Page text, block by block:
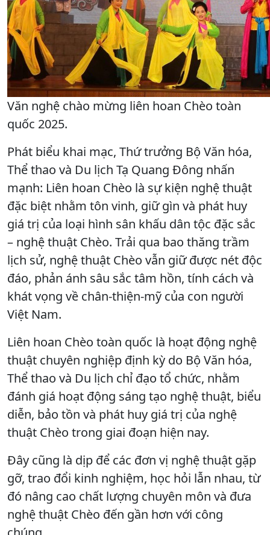
Văn nghệ chào mừng liên hoan Chèo toàn
quốc 2025.
Phát biểu khai mạc, Thứ trưởng Bộ Văn hóa,
Thể thao và Du lịch Tạ Quang Đông nhấn
mạnh: Liên hoan Chèo là sự kiện nghệ thuật
đặc biệt nhằm tôn vinh, giữ gìn và phát huy
giá trị của loại hình sân khấu dân tộc đặc sắc
– nghệ thuật Chèo. Trải qua bao thăng trầm
lịch sử, nghệ thuật Chèo vẫn giữ được nét độc
đáo, phản ánh sâu sắc tâm hồn, tính cách và
khát vọng về chân-thiện-mỹ của con người
Việt Nam.
Liên hoan Chèo toàn quốc là hoạt động nghệ
thuật chuyên nghiệp định kỳ do Bộ Văn hóa,
Thể thao và Du lịch chỉ đạo tổ chức, nhằm
đánh giá hoạt động sáng tạo nghệ thuật, biểu
diễn, bảo tồn và phát huy giá trị của nghệ
thuật Chèo trong giai đoạn hiện nay.
Đây cũng là dịp để các đơn vị nghệ thuật gặp
gỡ, trao đổi kinh nghiệm, học hỏi lẫn nhau, từ
đó nâng cao chất lượng chuyên môn và đưa
nghệ thuật Chèo đến gần hơn với công